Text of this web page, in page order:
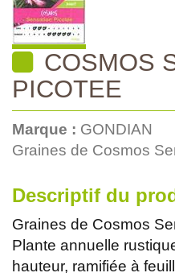
COSMOS
PICOTEE
Marque : GONDIAN
Graines de Cosmos
Descriptif du
Graines de Cosmos
Plante annuelle
hauteur, ramifiée à